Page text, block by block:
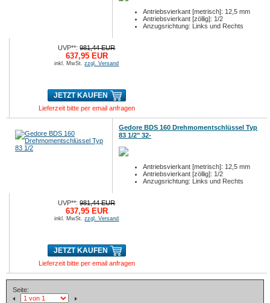
Antriebsvierkant [metrisch]: 12,5 mm
Antriebsvierkant [zöllig]: 1/2
Anzugsrichtung: Links und Rechts
UVP**:981,44 EUR
637,95 EUR
inkl. MwSt.zzgl. Versand
JETZT KAUFEN
Lieferzeit bitte per email anfragen
Gedore BDS 160 Drehmomentschlüssel Typ
83 1/2" 32-
Antriebsvierkant [metrisch]: 12,5 mm
Antriebsvierkant [zöllig]: 1/2
Anzugsrichtung: Links und Rechts
UVP**:981,44 EUR
637,95 EUR
inkl. MwSt.zzgl. Versand
JETZT KAUFEN
Lieferzeit bitte per email anfragen
Seite: